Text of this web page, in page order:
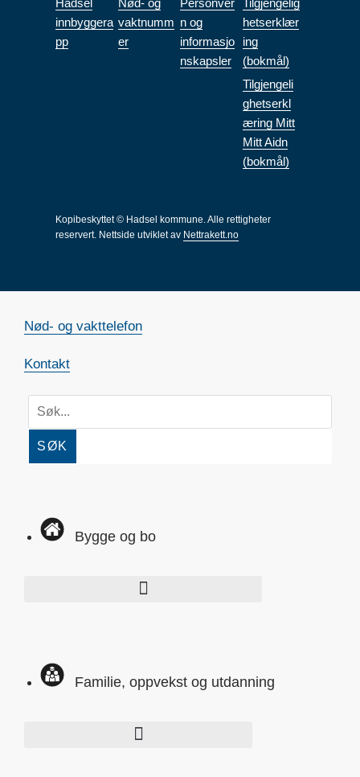
innbyggera
pp
vaktnumm
er
n og
informasjo
nskapsler
hetserklær
ing
(bokmål)
Tilgjengeli
ghetserkl
æring Mitt
Mitt Aidn
(bokmål)
Kopibeskyttet © Hadsel kommune. Alle rettigheter
reservert. Nettside utviklet av Nettrakett.no
Nød- og vakttelefon
Kontakt
SØK
Bygge og bo
Familie, oppvekst og utdanning